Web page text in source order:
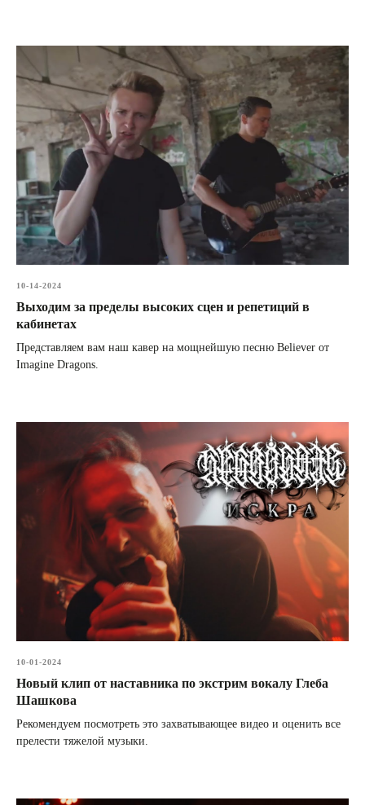
10-14-2024
Выходим за пределы высоких сцен и репетиций в
кабинетах
Представляем вам наш кавер на мощнейшую песню Believer от
Imagine Dragons.
10-01-2024
Новый клип от наставника по экстрим вокалу Глеба
Шашкова
Рекомендуем посмотреть это захватывающее видео и оценить все
прелести тяжелой музыки.